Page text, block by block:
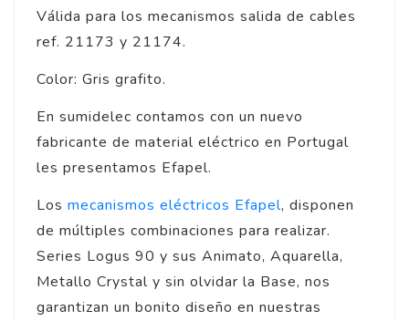
Válida para los mecanismos salida de cables
ref. 21173 y 21174.
Color: Gris grafito.
En sumidelec contamos con un nuevo
fabricante de material eléctrico en Portugal
les presentamos Efapel.
Los mecanismos eléctricos Efapel, disponen
de múltiples combinaciones para realizar.
Series Logus 90 y sus Animato, Aquarella,
Metallo Crystal y sin olvidar la Base, nos
garantizan un bonito diseño en nuestras